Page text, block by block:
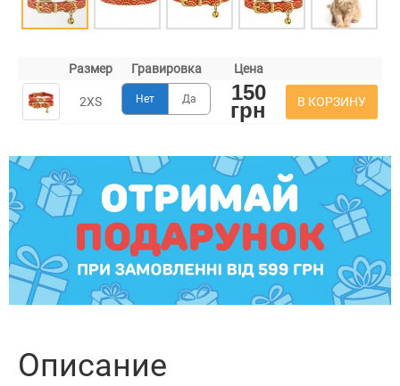
Размер Гравировка Цена
2XS Нет Да 150
грн В КОРЗИНУ
Описание